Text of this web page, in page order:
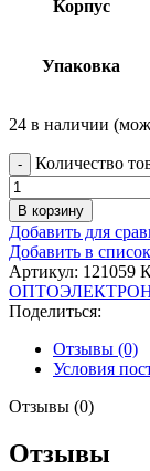
Корпус
Упаковка
24 в наличии
Количество
В корзину
Добавить для
Добавить в
Артикул: 121059
Поделиться:
Отзывы (0)
Условия
Отзывы (0)
Отзывы